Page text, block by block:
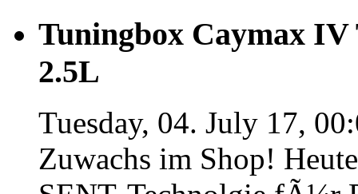
Tuningbox Caymax IV
2.5L
Tuesday, 04. July 17,
Zuwachs im Shop!